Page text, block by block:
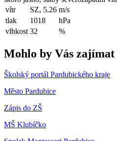
vítr
SZ, 5.26 m/s
tlak
1018
hPa
vlhkost 32 %
Mohlo by Vás zajímat
Školský portál Pardubického kraje
Město Pardubice
Zápis do ZŠ
MŠ Klubíčko